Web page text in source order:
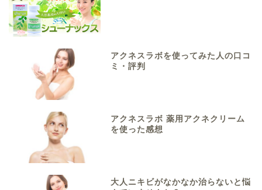
アクネスラボを使ってみた人の口コ
ミ・評判
アクネスラボ 薬用アクネクリーム
を使った感想
大人ニキビがなかなか治らないと悩